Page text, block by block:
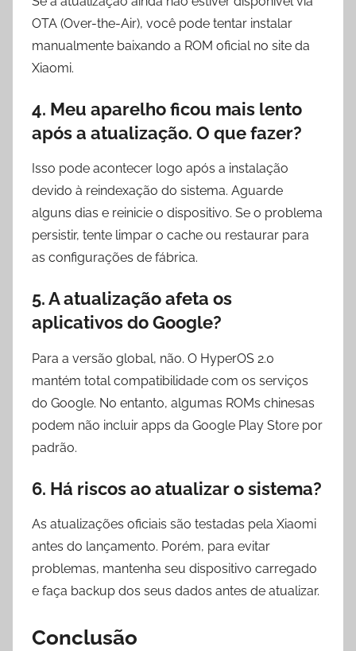
OTA (Over-the-Air), você pode tentar instalar
manualmente baixando a ROM oficial no site da
Xiaomi.
4. Meu aparelho ficou mais lento
após a atualização. O que fazer?
Isso pode acontecer logo após a instalação
devido à reindexação do sistema. Aguarde
alguns dias e reinicie o dispositivo. Se o problema
persistir, tente limpar o cache ou restaurar para
as configurações de fábrica.
5. A atualização afeta os
aplicativos do Google?
Para a versão global, não. O HyperOS 2.0
mantém total compatibilidade com os serviços
do Google. No entanto, algumas ROMs chinesas
podem não incluir apps da Google Play Store por
padrão.
6. Há riscos ao atualizar o sistema?
As atualizações oficiais são testadas pela Xiaomi
antes do lançamento. Porém, para evitar
problemas, mantenha seu dispositivo carregado
e faça backup dos seus dados antes de atualizar.
Conclusão